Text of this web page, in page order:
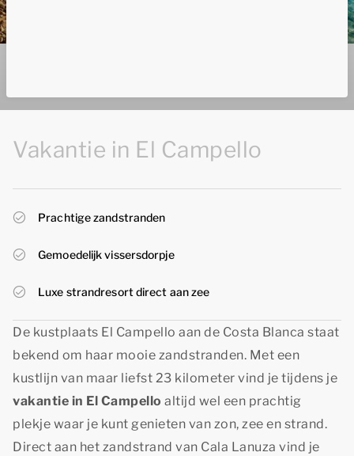
Vakantie in El Campello
Prachtige zandstranden
Gemoedelijk vissersdorpje
Luxe strandresort direct aan zee
De kustplaats El Campello aan de Costa Blanca staat
bekend om haar mooie zandstranden. Met een
kustlijn van maar liefst 23 kilometer vind je tijdens je
vakantie in El Campello altijd wel een prachtig
plekje waar je kunt genieten van zon, zee en strand.
Direct aan het zandstrand van Cala Lanuza vind je